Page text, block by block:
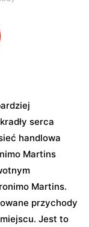
ul. Targowa 24
serca
handlowa
Martins
Martins.
przychody
Jest to